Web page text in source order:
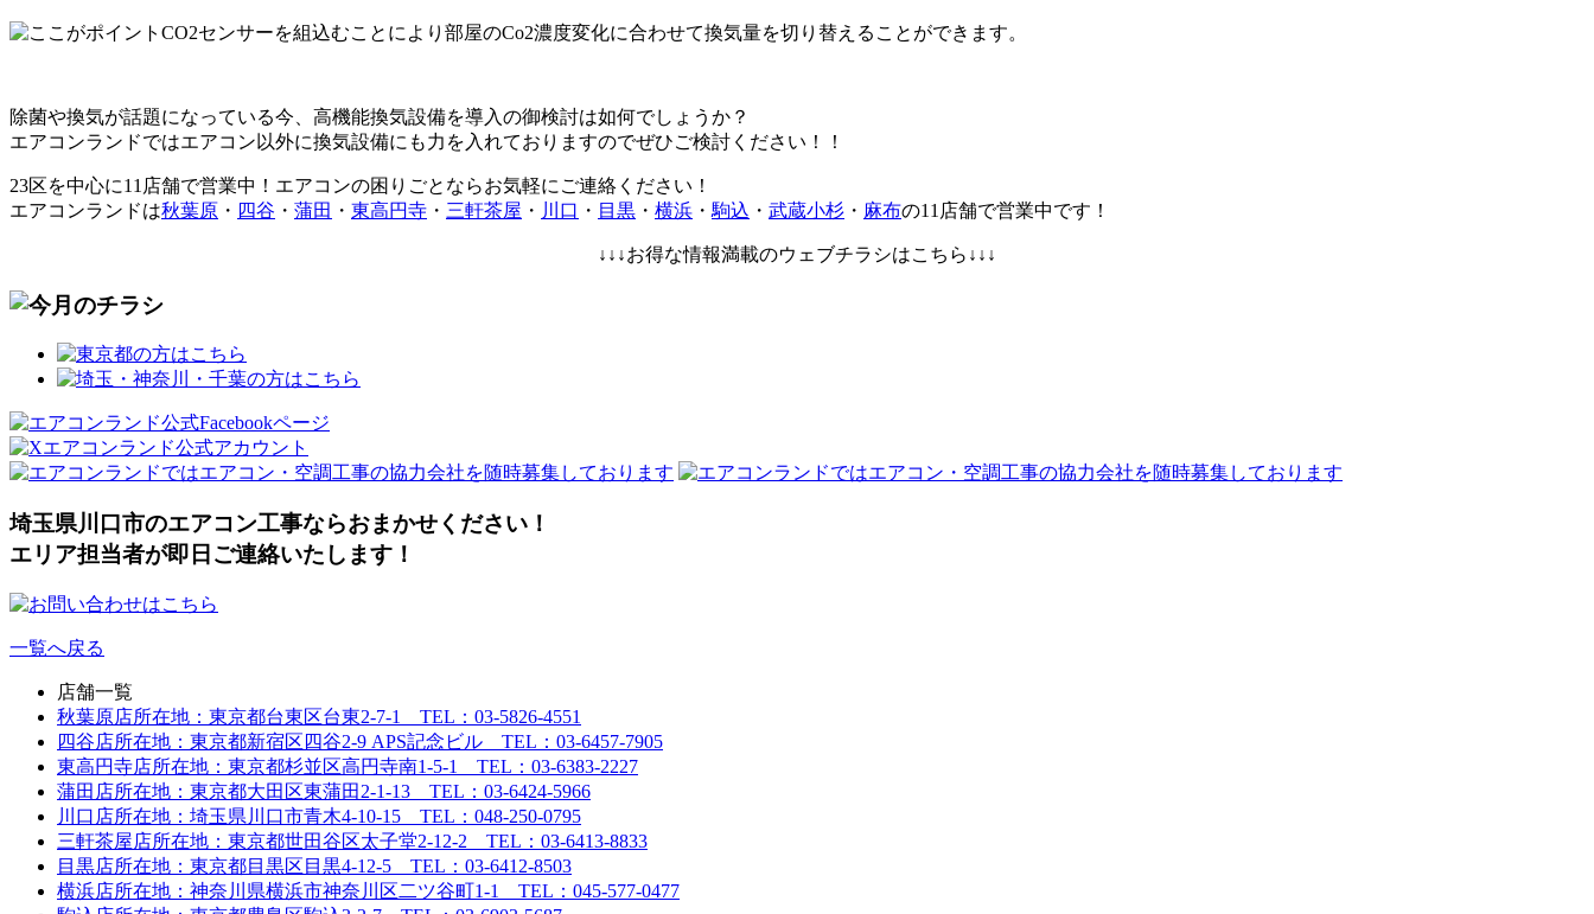
CO2センサーを組込むことにより部屋のCo2濃度変化に合わせて換気量を切り替えることができます。
除菌や換気が話題になっている今、高機能換気設備を導入の御検討は如何でしょうか？
エアコンランドではエアコン以外に換気設備にも力を入れておりますのでぜひご検討ください！！
23区を中心に11店舗で営業中！エアコンの困りごとならお気軽にご連絡ください！
エアコンランドは秋葉原 ・ 四谷 ・ 蒲田 ・ 東高円寺 ・ 三軒茶屋 ・ 川口 ・ 目黒 ・ 横浜 ・ 駒込 ・ 武蔵小杉 ・ 麻布の11店舗で営業中です！
↓↓↓お得な情報満載のウェブチラシはこちら↓↓↓
埼玉県川口市のエアコン工事ならおまかせください！
エリア担当者が即日ご連絡いたします！
一覧へ戻る
店舗一覧
秋葉原店所在地：東京都台東区台東2-7-1 TEL：03-5826-4551
四谷店所在地：東京都新宿区四谷2-9 APS記念ビル TEL：03-6457-7905
東高円寺店所在地：東京都杉並区高円寺南1-5-1 TEL：03-6383-2227
蒲田店所在地：東京都大田区東蒲田2-1-13 TEL：03-6424-5966
川口店所在地：埼玉県川口市青木4-10-15 TEL：048-250-0795
三軒茶屋店所在地：東京都世田谷区太子堂2-12-2 TEL：03-6413-8833
目黒店所在地：東京都目黒区目黒4-12-5 TEL：03-6412-8503
横浜店所在地：神奈川県横浜市神奈川区二ツ谷町1-1 TEL：045-577-0477